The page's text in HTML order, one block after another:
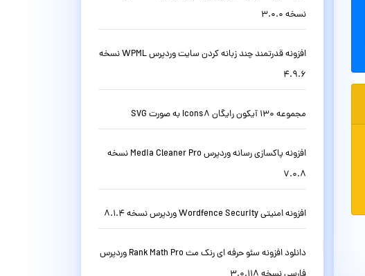
نسخه 3.0.0
افزونه قدرتمند چند زبانه کردن سایت وردپرس WPML نسخه
4.9.6
مجموعه 130 آیکون رایگان Icons8 به صورت SVG
افزونه پاکسازی رسانه وردپرس Media Cleaner Pro نسخه
7.0.8
افزونه امنیتی Wordfence Security وردپرس نسخه 8.1.4
دانلود افزونه سئو حرفه ای رنک مث Rank Math Pro وردپرس